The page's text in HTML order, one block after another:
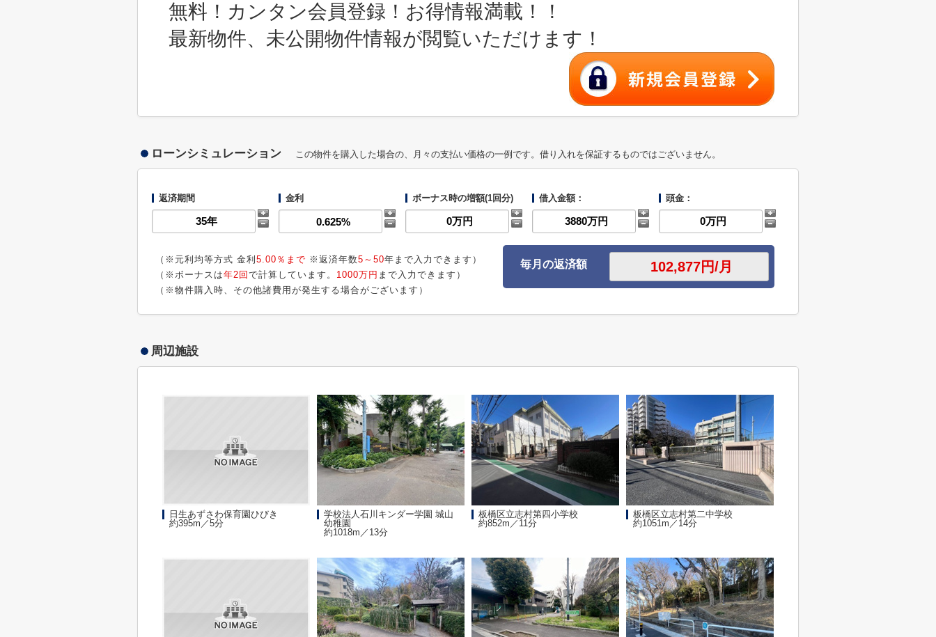
無料！カンタン会員登録！お得情報満載！！
最新物件、未公開物件情報が閲覧いただけます！
ローンシミュレーション この物件を購入した場合の、月々の支払い価格の一例です。借り入れを保証するものではございません。
返済期間 金利 ボーナス時の増額(1回分) 借入金額： 頭金：
（※元利均等方式 金利 5.00％まで ※返済年数5～50年まで入力できます）
（※ボーナスは年2回 で計算しています。 1000万円 まで入力できます）
（※物件購入時、その他諸費用が発生する場合がございます）
毎月の返済額
周辺施設
日生あずさわ保育園ひびき
約395m／5分
学校法人石川キンダー学園 城山
幼稚園
約1018m／13分
板橋区立志村第四小学校
約852m／11分
板橋区立志村第二中学校
約1051m／14分